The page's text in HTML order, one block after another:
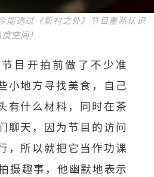
能透过《新村之外》节目重新认识
空间）
目开拍前做了不少准
小地方寻找美食，自己
有什么材料，同时在茶
聊天，因为节目的访问
，所以就把它当作功课
摄趣事，他幽默地表示